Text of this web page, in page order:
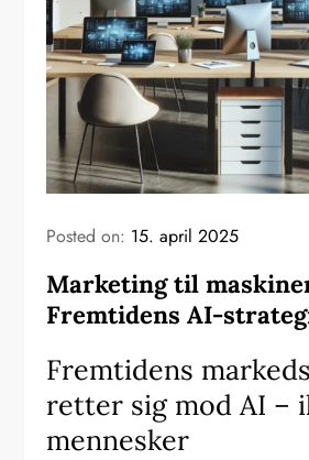
Posted on: 15. april 2025
Marketing til
Fremtidens AI-
Fremtidens
retter sig mod AI –
mennesker